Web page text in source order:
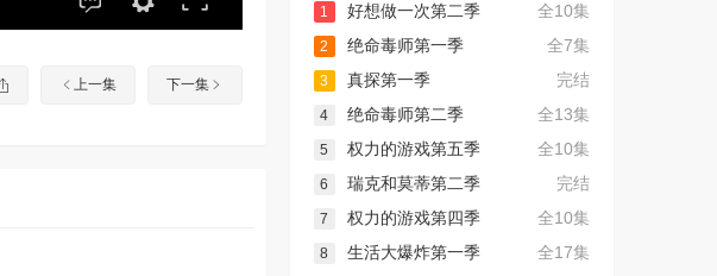
上一集 下一集
全10集
1
好想做一次第二季
全7集
2
绝命毒师第一季
完结
3
真探第一季
全13集
4
绝命毒师第二季
全10集
5
权力的游戏第五季
完结
6
瑞克和莫蒂第二季
全10集
7
权力的游戏第四季
全17集
8
生活大爆炸第一季